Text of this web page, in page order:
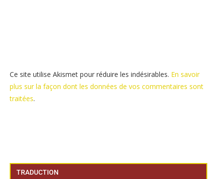
Ce site utilise Akismet pour réduire les indésirables. En savoir
plus sur la façon dont les données de vos commentaires sont
traitées.
TRADUCTION